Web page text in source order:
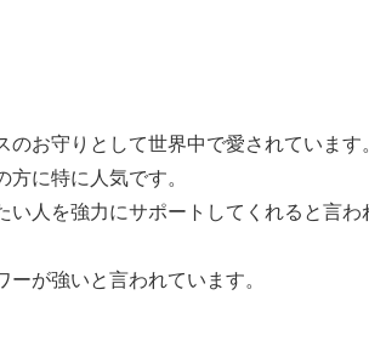
お守りとして世界中で愛されています
に特に人気です。
人を強力にサポートしてくれると言わ
が強いと言われています。